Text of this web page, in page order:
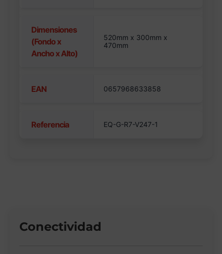
Dimensiones
(Fondo x
Ancho x Alto)
520mm x 300mm x
470mm
EAN 0657968633858
Referencia EQ-G-R7-V247-1
Conectividad